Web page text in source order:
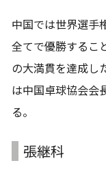
中国では世界選手
全てで優勝するこ
の大満貫を達成し
は中国卓球協会会
る。
張継科